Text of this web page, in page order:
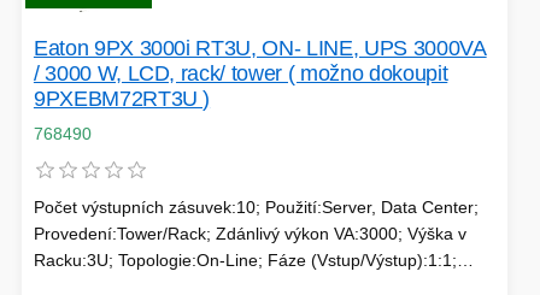
Eaton 9PX 3000i RT3U, ON- LINE, UPS 3000VA
/ 3000 W, LCD, rack/ tower ( možno dokoupit
9PXEBM72RT3U )
768490
Počet výstupních zásuvek:10; Použití:Server, Data Center;
Provedení:Tower/Rack; Zdánlivý výkon VA:3000; Výška v
Racku:3U; Topologie:On-Line; Fáze (Vstup/Výstup):1:1;